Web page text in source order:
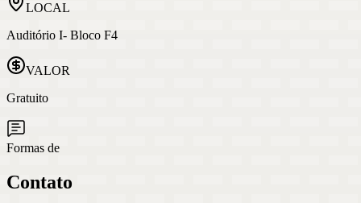
LOCAL
Auditório I- Bloco F4
VALOR
Gratuito
Formas de
Contato